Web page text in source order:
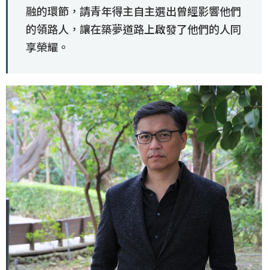
融的環節，請青年得主自主選出曾經影響他們
的領路人，讓在築夢道路上啟發了他們的人同
享榮耀。